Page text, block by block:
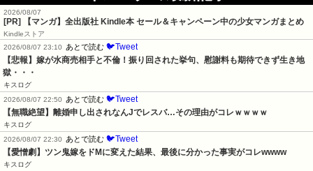
2026/08/07
[PR] 【マンガ】全出版社 Kindle本 セール＆キャンペーン中の少女マンガまとめ
Kindleストア
2026/08/07 23:10
あとで読む 🐦Tweet
【悲報】嫁が水商売相手と不倫！振り回された挙句、慰謝料も期待できず生き地
獄・・・
キスログ
2026/08/07 22:50
あとで読む 🐦Tweet
【無職絶望】離婚申し出されなんJでレスバ…その理由がコレｗｗｗｗ
キスログ
2026/08/07 22:30
あとで読む 🐦Tweet
【愛憎劇】ツン鬼嫁をドMに変えた結果、最後に分かった事実がコレwwww
キスログ